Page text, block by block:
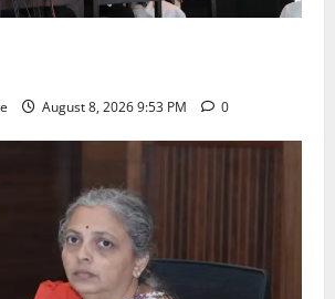
August 8, 2026 9:53 PM 0